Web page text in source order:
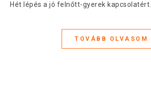
Hét lépés a jó felnőtt-gyerek kapcsolatért.
TOVÁBB OLVASOM